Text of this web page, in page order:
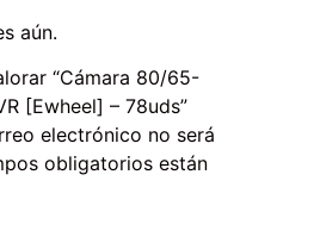
aún.
“Cámara 80/65-
[Ewheel] – 78uds”
electrónico no será
obligatorios están